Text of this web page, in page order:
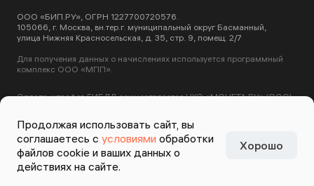
Продолжая использовать сайт, вы
соглашаетесь с условиями обработки
файлов cookie и ваших данных о
действиях на сайте.
Хорошо
ООО «БИП.РУ», ОГРН 1227700720576.
105066, г. Москва, вн.тер.г. муниципальный округ Басманный,
улица Нижняя Красносельская, д. 35, стр. 9, помещ. 2/7
Для получения данных о начислениях используется программный
комплекс ООО «МПП».
Оплата штрафов ГИБДД осуществляется НКО «МОНЕТА.РУ» (ООО).
Этот сайт использует сервис Yandex SmartCaptcha, пользуясь
нашими сервисами вы соглашаетесь с условиями обработки данных
Yandex SmartCaptcha.
Задизайнено вСтудии
Артемия Лебедева